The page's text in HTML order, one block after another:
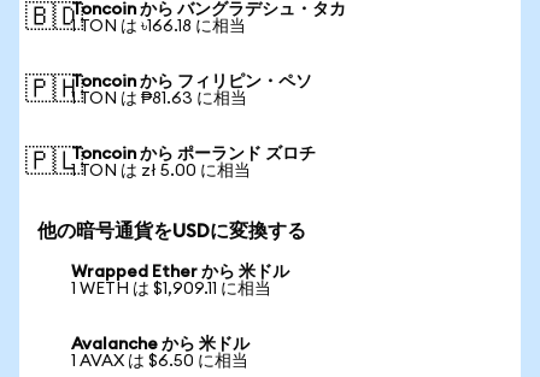
🇧🇩Toncoin から バングラデシュ・タカ
1 TON は ৳166.18 に相当
🇵🇭Toncoin から フィリピン・ペソ
1 TON は ₱81.63 に相当
🇵🇱Toncoin から ポーランド ズロチ
1 TON は zł 5.00 に相当
他の暗号通貨をUSDに変換する
Wrapped Ether から 米ドル
1 WETH は $1,909.11 に相当
Avalanche から 米ドル
1 AVAX は $6.50 に相当